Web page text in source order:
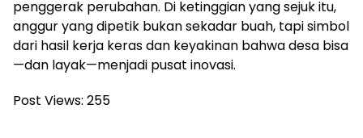
penggerak perubahan. Di ketinggian yang sejuk itu,
anggur yang dipetik bukan sekadar buah, tapi simbol
dari hasil kerja keras dan keyakinan bahwa desa bisa
—dan layak—menjadi pusat inovasi.
Post Views: 255